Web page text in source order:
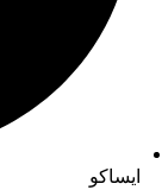
ایساکو